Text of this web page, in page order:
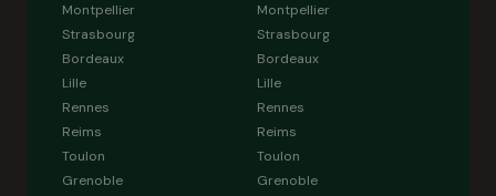
Montpellier
Strasbourg
Bordeaux
Lille
Rennes
Reims
Toulon
Grenoble
Montpellier
Strasbourg
Bordeaux
Lille
Rennes
Reims
Toulon
Grenoble